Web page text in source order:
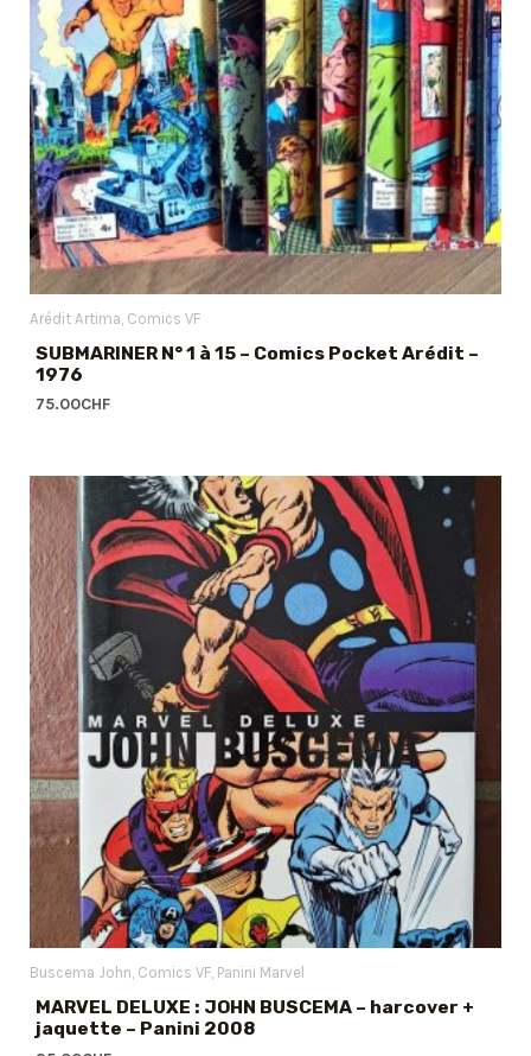
Arédit Artima Comics VF
SUBMARINER N° 1 à 15 – Comics Pocket Arédit –
1976
75.00CHF
Buscema John Comics VF Panini Marvel
MARVEL DELUXE : JOHN BUSCEMA – harcover +
jaquette – Panini 2008